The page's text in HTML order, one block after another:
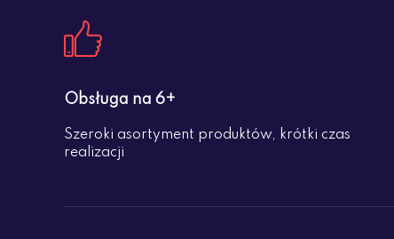
Obsługa na 6+
Szeroki asortyment produktów, krótki czas
realizacji